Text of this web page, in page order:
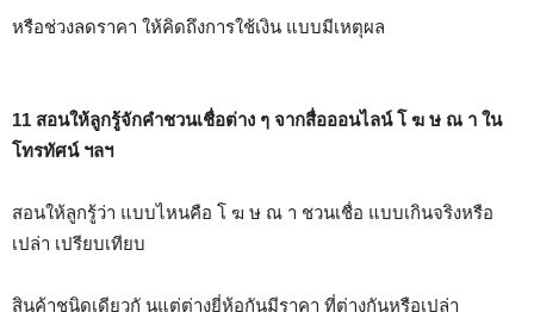
หรือช่วงลดราคา ให้คิดถึงการใช้เงิน แบบมีเหตุผล
11 สอนให้ลูกรู้จักคำชวนเชื่อต่าง ๆ จากสื่อออนไลน์ โ ฆ ษ ณ า ใน
โทรทัศน์ ฯลฯ
สอนให้ลูกรู้ว่า แบบไหนคือ โ ฆ ษ ณ า ชวนเชื่อ แบบเกินจริงหรือ
เปล่า เปรียบเทียบ
สินค้าชนิดเดียวกั นแต่ต่างยี่ห้อกันมีราคา ที่ต่างกันหรือเปล่า